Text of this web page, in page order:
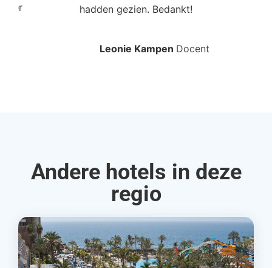
hadden gezien. Bedankt!
Leonie Kampen Docent
Andere hotels in deze
regio